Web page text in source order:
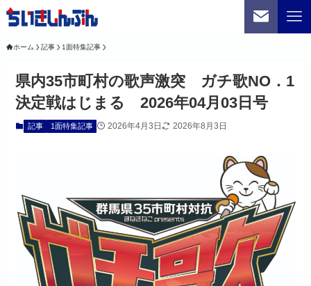
ホーム 記事 1面特集記事
県内35市町村の歌声激突 ガチ歌NO．1
決定戦はじまる 2026年04月03日号
記事 1面特集記事 2026年4月3日 2026年8月3日